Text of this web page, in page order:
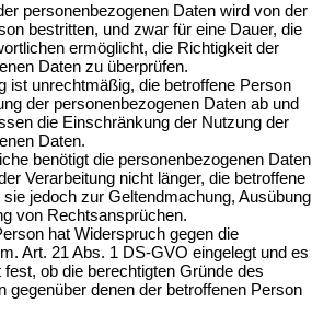
personenbezogenen Daten wird von der
bestritten, und zwar für eine Dauer, die
ermöglicht, die Richtigkeit der
Daten zu überprüfen.
ist unrechtmäßig, die betroffene Person
der personenbezogenen Daten ab und
die Einschränkung der Nutzung der
Daten.
benötigt die personenbezogenen Daten
Verarbeitung nicht länger, die betroffene
sie jedoch zur Geltendmachung, Ausübung
von Rechtsansprüchen.
hat Widerspruch gegen die
Art. 21 Abs. 1 DS-GVO eingelegt und es
ob die berechtigten Gründe des
gegenüber denen der betroffenen Person